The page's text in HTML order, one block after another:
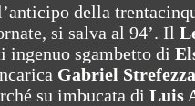
della
si salva al 94’. Il
ingenuo sgambetto di
Gabriel Strefezza
su imbucata di Luis